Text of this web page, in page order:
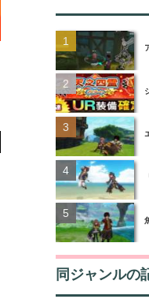
同ジャンルの